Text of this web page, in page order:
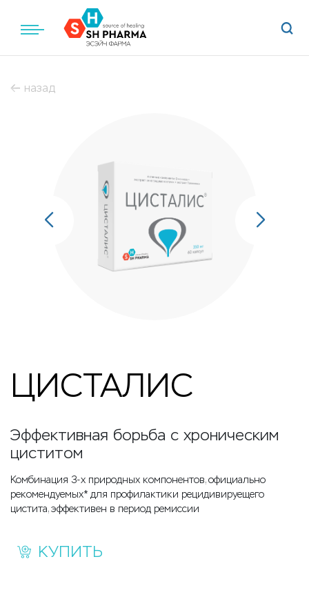
назад
ЦИСТАЛИС
Эффективная борьба с хроническим
циститом
Комбинация 3-х природных компонентов, официально
рекомендуемых* для профилактики рецидивируещего
цистита, эффективен в период ремиссии
КУПИТЬ